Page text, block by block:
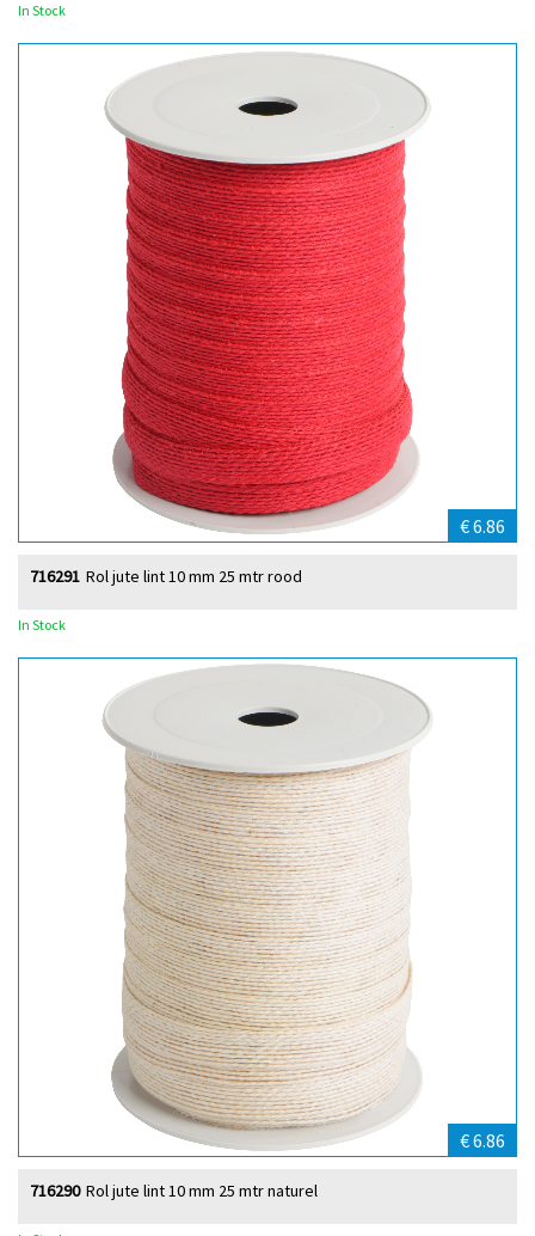
In Stock
€ 6.86
Rol jute lint 10 mm 25 mtr rood
716291
In Stock
€ 6.86
Rol jute lint 10 mm 25 mtr naturel
716290